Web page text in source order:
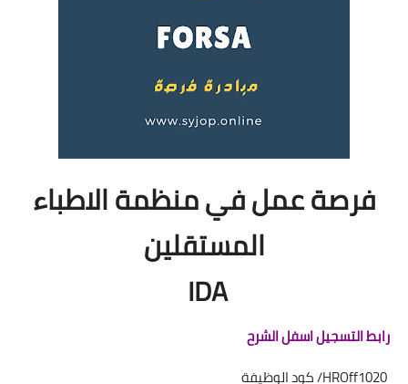
فرصة عمل في منظمة الاطباء
المستقلين
IDA
رابط التسجيل اسفل الشرح